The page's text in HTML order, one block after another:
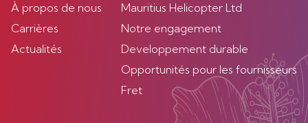
À propos de nous
Carrières
Actualités
Mauritius Helicopter Ltd
Notre engagement
Developpement durable
Opportunités pour les fournisseurs
Fret